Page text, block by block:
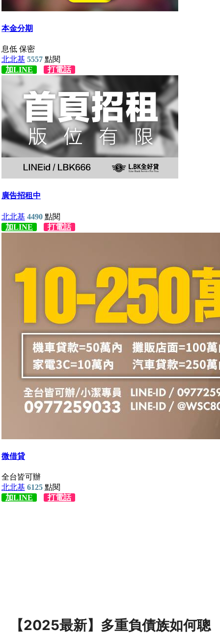
【2025最新】多重負債族如何聰